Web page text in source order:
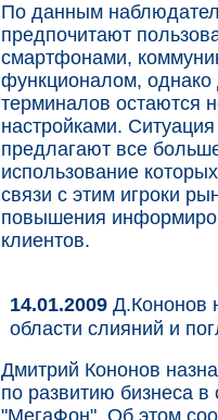
По данным
предпочитают
смартфонами,
функционалом, однако
терминалов остаются
настройками.
предлагают все
использование
связи с этим игроки
повышения
клиентов.
14.01.2009 Д.Кононов
области слияний и
Дмитрий Кононов
по развитию бизнеса
"МегаФон". Об этом